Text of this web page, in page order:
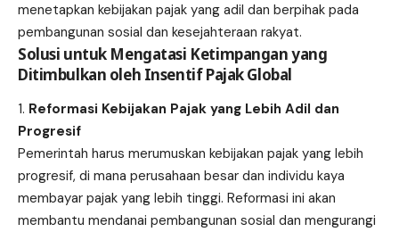
menetapkan kebijakan pajak yang adil dan berpihak pada
pembangunan sosial dan kesejahteraan rakyat.
Solusi untuk Mengatasi Ketimpangan yang
Ditimbulkan oleh Insentif Pajak Global
Reformasi Kebijakan Pajak yang Lebih Adil dan
Progresif
Pemerintah harus merumuskan kebijakan pajak yang lebih
progresif, di mana perusahaan besar dan individu kaya
membayar pajak yang lebih tinggi. Reformasi ini akan
membantu mendanai pembangunan sosial dan mengurangi